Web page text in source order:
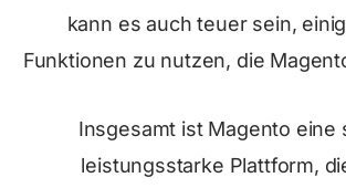
kann es auch teuer sein,
Funktionen zu nutzen, die
Insgesamt ist Magento eine
leistungsstarke Plattform,